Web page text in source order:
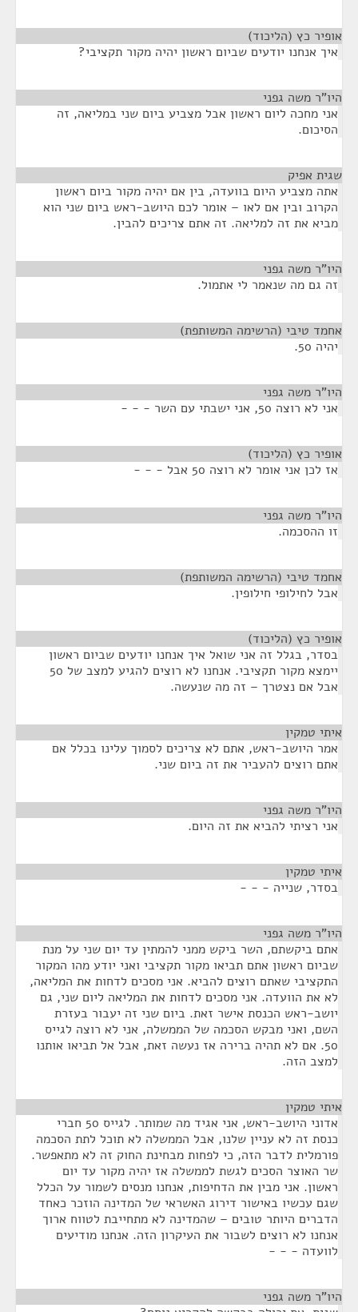
אופיר כץ (הליכוד)
איך אנחנו יודעים שביום ראשון יהיה מקור תקציבי?
היו"ר משה גפני
אני מחכה ליום ראשון אבל מצביע ביום שני במליאה, זה
הסיכום.
שגית אפיק
אתה מצביע היום בוועדה, בין אם יהיה מקור ביום ראשון
הקרוב ובין אם לאו – אומר לכם היושב-ראש ביום שני הוא
מביא את זה למליאה. זה אתם צריכים להבין.
היו"ר משה גפני
זה גם מה שנאמר לי אתמול.
אחמד טיבי (הרשימה המשותפת)
יהיה 50.
היו"ר משה גפני
אני לא רוצה 50, אני ישבתי עם השר - - -
אופיר כץ (הליכוד)
אז לכן אני אומר לא רוצה 50 אבל - - -
היו"ר משה גפני
זו ההסכמה.
אחמד טיבי (הרשימה המשותפת)
אבל לחילופי חילופין.
אופיר כץ (הליכוד)
בסדר, בגלל זה אני שואל איך אנחנו יודעים שביום ראשון
יימצא מקור תקציבי. אנחנו לא רוצים להגיע למצב של 50
אבל אם נצטרך – זה מה שנעשה.
איתי טמקין
אמר היושב-ראש, אתם לא צריכים לסמוך עלינו בכלל אם
אתם רוצים להעביר את זה ביום שני.
היו"ר משה גפני
אני רציתי להביא את זה היום.
איתי טמקין
בסדר, שנייה - - -
היו"ר משה גפני
אתם ביקשתם, השר ביקש ממני להמתין עד יום שני על מנת
שביום ראשון אתם תביאו מקור תקציבי ואני יודע מהו המקור
התקציבי שאתם רוצים להביא. אני מסכים לדחות את המליאה,
לא את הוועדה. אני מסכים לדחות את המליאה ליום שני, גם
יושב-ראש הכנסת אישר זאת. ביום שני זה יעבור בעזרת
השם, ואני מבקש הסכמה של הממשלה, אני לא רוצה לגייס
50. אם לא תהיה ברירה אז נעשה זאת, אבל אל תביאו אותנו
למצב הזה.
איתי טמקין
אדוני היושב-ראש, אני אגיד מה שמותר. לגייס 50 חברי
כנסת זה לא עניין שלנו, אבל הממשלה לא תוכל לתת הסכמה
פורמלית לדבר הזה, כי לפחות מבחינת החוק זה לא מתאפשר.
שר האוצר הסכים לגשת לממשלה אז יהיה מקור עד יום
ראשון. אני מבין את הדחיפות, אנחנו מנסים לשמור על הכלל
שגם עכשיו באישור דירוג האשראי של המדינה הוזכר כאחד
הדברים היותר טובים – שהמדינה לא מתחייבת לטווח ארוך
אנחנו לא רוצים לשבור את העיקרון הזה. אנחנו מודיעים
לוועדה - - -
היו"ר משה גפני